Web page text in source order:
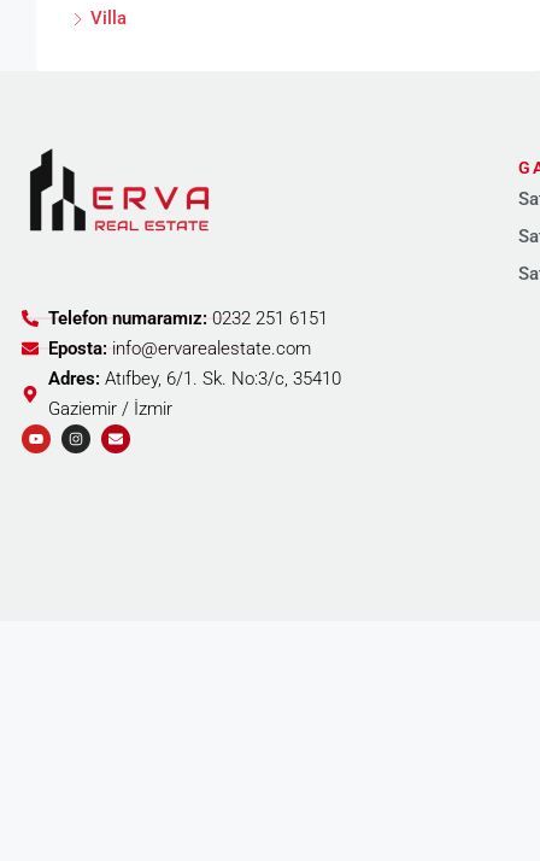
Villa
Telefon numaramız: 0232 251 6151
Eposta: info@ervarealestate.com
Adres: Atıfbey, 6/1. Sk. No:3/c, 35410
Gaziemir / İzmir